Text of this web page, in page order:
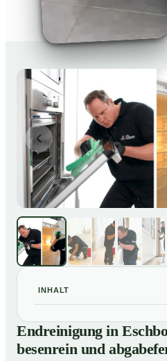
INHALT
01 Endreinigung in Eschborn –
abgabefertig
Endreinigung in
besenrein und